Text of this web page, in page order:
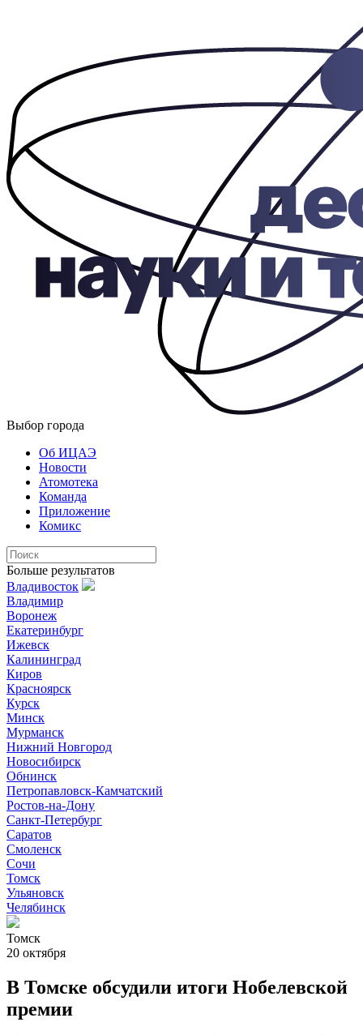
Выбор города
Об ИЦАЭ
Новости
Атомотека
Команда
Приложение
Комикс
Больше результатов
Владивосток
Владимир
Воронеж
Екатеринбург
Ижевск
Калининград
Киров
Красноярск
Курск
Минск
Мурманск
Нижний Новгород
Новосибирск
Обнинск
Петропавловск-Камчатский
Ростов-на-Дону
Санкт-Петербург
Саратов
Смоленск
Сочи
Томск
Ульяновск
Челябинск
Томск
20 октября
В Томске обсудили итоги Нобелевской
премии